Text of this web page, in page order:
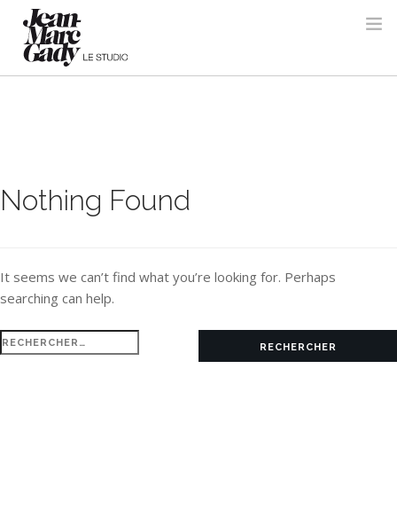
Nothing Found
It seems we can’t find what you’re looking for. Perhaps
searching can help.
Rechercher :